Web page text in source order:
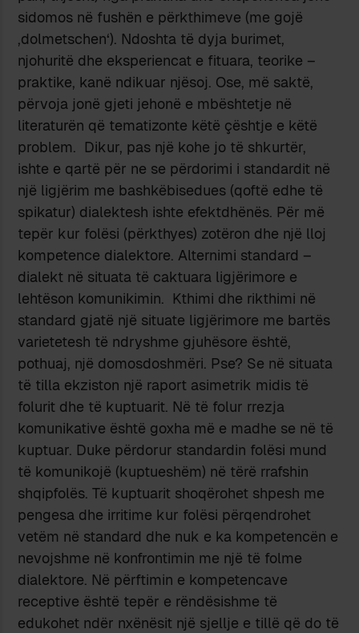
sidomos në fushën e përkthimeve (me gojë
‚dolmetschen‘). Ndoshta të dyja burimet,
njohuritë dhe eksperiencat e fituara, teorike –
praktike, kanë ndikuar njësoj. Ose, më saktë,
përvoja jonë gjeti jehonë e mbështetje në
literaturën që tematizonte këtë çështje e këtë
problem. Dikur, pas një kohe jo të shkurtër,
ishte e qartë për ne se përdorimi i standardit në
një ligjërim me bashkëbisedues (qoftë edhe të
spikatur) dialektesh ishte efektdhënës. Për më
tepër kur folësi (përkthyes) zotëron dhe një lloj
kompetence dialektore. Alternimi standard –
dialekt në situata të caktuara ligjërimore e
lehtëson komunikimin. Kthimi dhe rikthimi në
standard gjatë një situate ligjërimore me bartës
varietetesh të ndryshme gjuhësore është,
pothuaj, një domosdoshmëri. Pse? Se në situata
të tilla ekziston një raport asimetrik midis të
folurit dhe të kuptuarit. Në të folur rrezja
komunikative është goxha më e madhe se në të
kuptuar. Duke përdorur standardin folësi mund
të komunikojë (kuptueshëm) në tërë rrafshin
shqipfolës. Të kuptuarit shoqërohet shpesh me
pengesa dhe irritime kur folësi përqendrohet
vetëm në standard dhe nuk e ka kompetencën e
nevojshme në konfrontimin me një të folme
dialektore. Në përftimin e kompetencave
receptive është tepër e rëndësishme të
edukohet ndër nxënësit një sjellje e tillë që do të